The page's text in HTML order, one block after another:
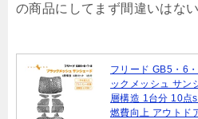
の商品にしてまず間違いはな
フリード GB5・6
ックメッシュ サン
層構造 1台分 10点
燃費向上 アウトド